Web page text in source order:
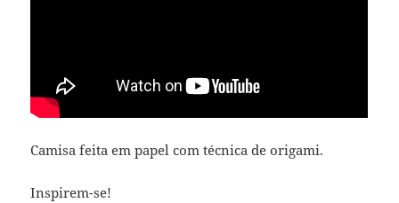
Camisa feita em papel com técnica de origami.
Inspirem-se!